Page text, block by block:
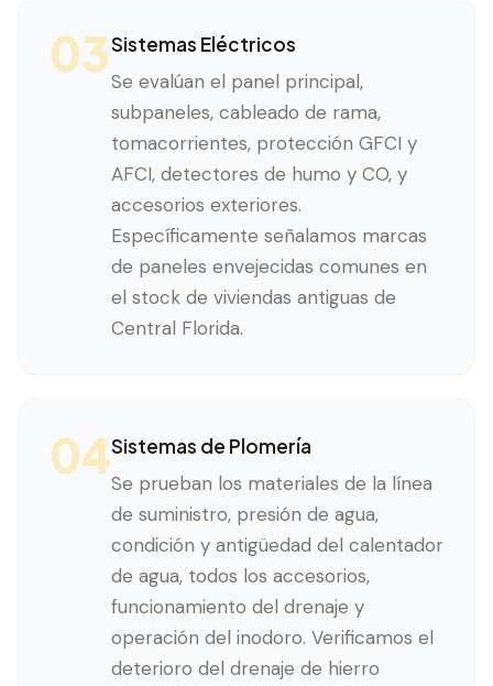
03Sistemas Eléctricos
Se evalúan el panel principal,
subpaneles, cableado de rama,
tomacorrientes, protección GFCI y
AFCI, detectores de humo y CO, y
accesorios exteriores.
Específicamente señalamos marcas
de paneles envejecidas comunes en
el stock de viviendas antiguas de
Central Florida.
04Sistemas de Plomería
Se prueban los materiales de la línea
de suministro, presión de agua,
condición y antigüedad del calentador
de agua, todos los accesorios,
funcionamiento del drenaje y
operación del inodoro. Verificamos el
deterioro del drenaje de hierro